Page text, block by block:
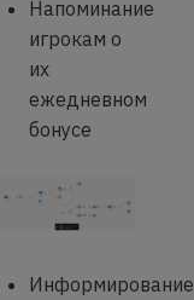
Напоминание
игрокам о
их
ежедневном
бонусе
Информирование